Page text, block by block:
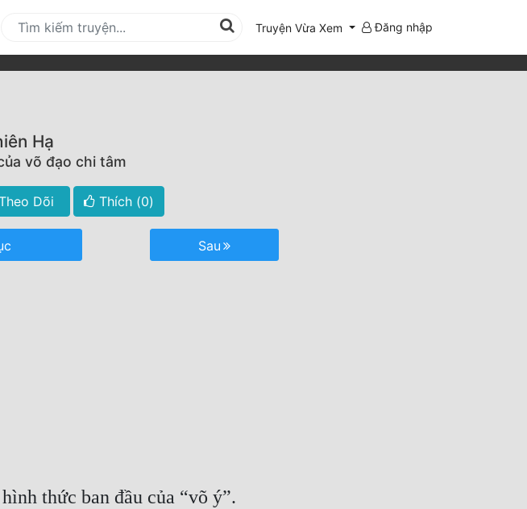
Truyện Vừa Xem Đăng nhập
Hạ
võ đạo chi tâm
Dõi Thích (0)
Sau
thức ban đầu của “võ ý”.